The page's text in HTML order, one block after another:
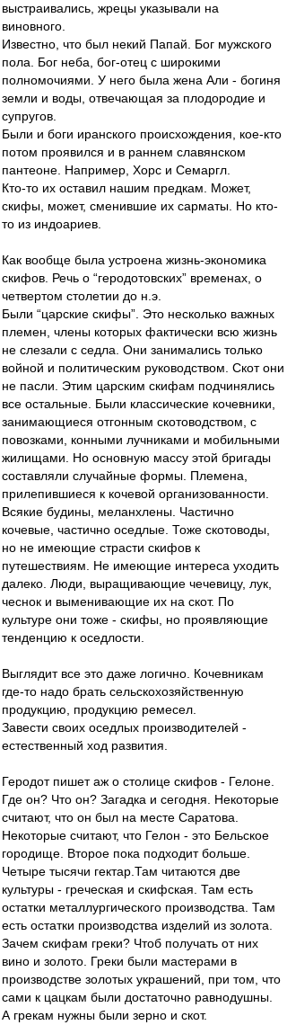
выстраивались, жрецы указывали на
виновного.
Известно, что был некий Папай. Бог мужского
пола. Бог неба, бог-отец с широкими
полномочиями. У него была жена Али - богиня
земли и воды, отвечающая за плодородие и
супругов.
Были и боги иранского происхождения, кое-кто
потом проявился и в раннем славянском
пантеоне. Например, Хорс и Семаргл.
Кто-то их оставил нашим предкам. Может,
скифы, может, сменившие их сарматы. Но кто-
то из индоариев.
Как вообще была устроена жизнь-экономика
скифов. Речь о “геродотовских” временах, о
четвертом столетии до н.э.
Были “царские скифы”. Это несколько важных
племен, члены которых фактически всю жизнь
не слезали с седла. Они занимались только
войной и политическим руководством. Скот они
не пасли. Этим царским скифам подчинялись
все остальные. Были классические кочевники,
занимающиеся отгонным скотоводством, с
повозками, конными лучниками и мобильными
жилищами. Но основную массу этой бригады
составляли случайные формы. Племена,
прилепившиеся к кочевой организованности.
Всякие будины, меланхлены. Частично
кочевые, частично оседлые. Тоже скотоводы,
но не имеющие страсти скифов к
путешествиям. Не имеющие интереса уходить
далеко. Люди, выращивающие чечевицу, лук,
чеснок и выменивающие их на скот. По
культуре они тоже - скифы, но проявляющие
тенденцию к оседлости.
Выглядит все это даже логично. Кочевникам
где-то надо брать сельскохозяйственную
продукцию, продукцию ремесел.
Завести своих оседлых производителей -
естественный ход развития.
Геродот пишет аж о столице скифов - Гелоне.
Где он? Что он? Загадка и сегодня. Некоторые
считают, что он был на месте Саратова.
Некоторые считают, что Гелон - это Бельское
городище. Второе пока подходит больше.
Четыре тысячи гектар.Там читаются две
культуры - греческая и скифская. Там есть
остатки металлургического производства. Там
есть остатки производства изделий из золота.
Зачем скифам греки? Чтоб получать от них
вино и золото. Греки были мастерами в
производстве золотых украшений, при том, что
сами к цацкам были достаточно равнодушны.
А грекам нужны были зерно и скот.